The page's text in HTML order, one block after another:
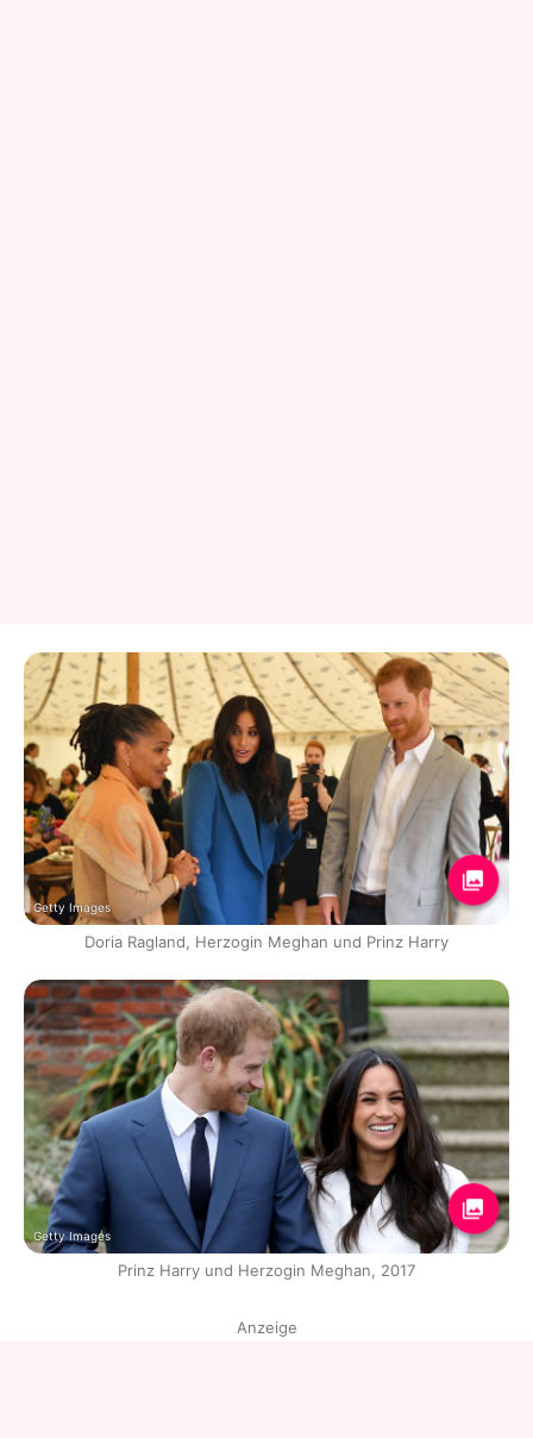
Getty Images
Doria Ragland, Herzogin Meghan und Prinz Harry
Getty Images
Prinz Harry und Herzogin Meghan, 2017
Anzeige